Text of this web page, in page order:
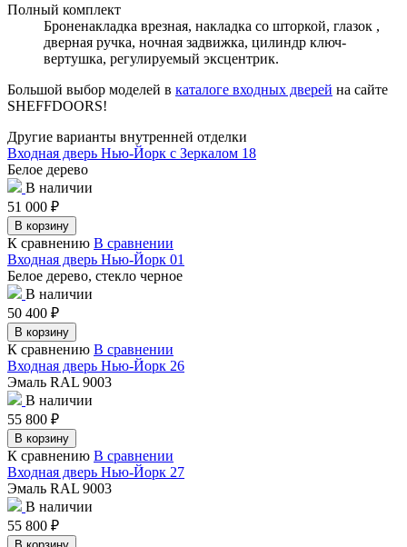
Полный комплект
Броненакладка врезная, накладка со шторкой, глазок ,
дверная ручка, ночная задвижка, цилиндр ключ-
вертушка, регулируемый эксцентрик.
Большой выбор моделей в каталоге входных дверей на сайте
SHEFFDOORS!
Другие варианты внутренней отделки
Входная дверь Нью-Йорк с Зеркалом 18
Белое дерево
В наличии
51 000 ₽
В корзину
К сравнению В сравнении
Входная дверь Нью-Йорк 01
Белое дерево, стекло черное
В наличии
50 400 ₽
В корзину
К сравнению В сравнении
Входная дверь Нью-Йорк 26
Эмаль RAL 9003
В наличии
55 800 ₽
В корзину
К сравнению В сравнении
Входная дверь Нью-Йорк 27
Эмаль RAL 9003
В наличии
55 800 ₽